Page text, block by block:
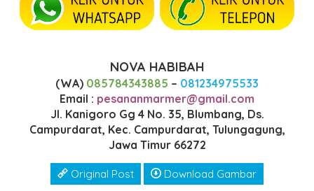
NOVA HABIBAH
(WA) 085784343885 – 081234975533
Email : pesananmarmer@gmail.com
Jl. Kanigoro Gg 4 No. 35, Blumbang, Ds.
Campurdarat, Kec. Campurdarat, Tulungagung,
Jawa Timur 66272
Original Post Download Gambar